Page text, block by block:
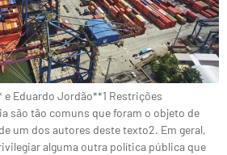
Eduardo Jordão**1 Restrições
são tão comuns que foram o objeto de
um dos autores deste texto2. Em geral,
alguma outra política pública que